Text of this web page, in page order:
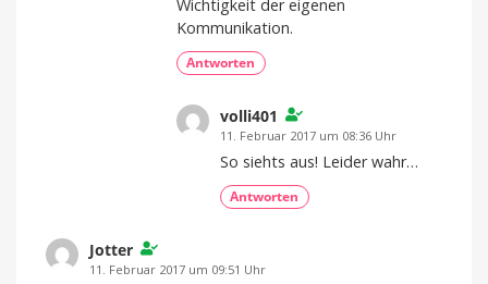
Wichtigkeit der eigenen
Kommunikation.
Antworten
volli401
11. Februar 2017 um 08:36 Uhr
So siehts aus! Leider wahr…
Antworten
Jotter
11. Februar 2017 um 09:51 Uhr